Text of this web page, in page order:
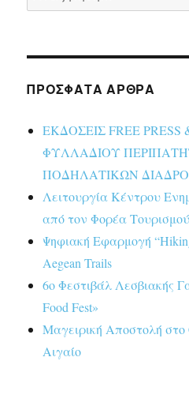
για:
ΠΡΌΣΦΑΤΑ ΆΡΘΡΑ
ΕΚΔΟΣΕΙΣ FREE
ΦΥΛΛΑΔΙΟΥ
ΠΟΔΗΛΑΤΙΚΩΝ
Λειτουργία Κέντρου
από τον Φορέα
Ψηφιακή Εφαρμογή
Aegean Trails
6ο Φεστιβάλ Λεσβιακής
Food Fest»
Μαγειρική Αποστολή στο
Αιγαίο